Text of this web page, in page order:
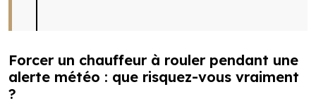
Forcer un chauffeur à rouler pendant une
alerte météo : que risquez-vous vraiment
?